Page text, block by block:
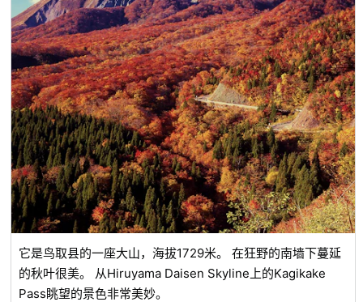
它是鸟取县的一座大山，海拔1729米。 在狂野的南墙下蔓延
的秋叶很美。 从Hiruyama Daisen Skyline上的Kagikake
Pass眺望的景色非常美妙。